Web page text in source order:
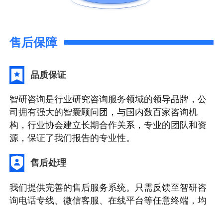
售后保障
品质保证
智研咨询是行业研究咨询服务领域的领导品牌，公
司拥有强大的智囊顾问团，与国内数百家咨询机
构，行业协会建立长期合作关系，专业的团队和资
源，保证了我们报告的专业性。
售后处理
我们提供完善的售后服务系统。只需反馈至智研咨
询电话专线、微信客服、在线平台等任意终端，均